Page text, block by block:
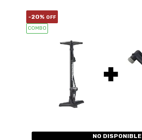
-20% OFF
COMBO
NO DISPONIBLE